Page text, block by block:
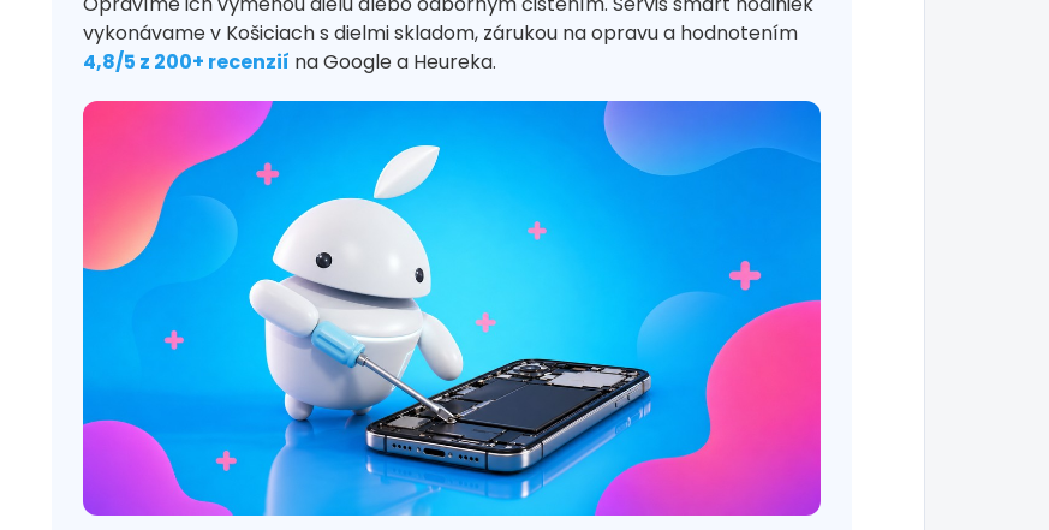
vykonávame v Košiciach s dielmi skladom, zárukou na opravu a hodnotením
4,8/5 z 200+ recenzií na Google a Heureka.